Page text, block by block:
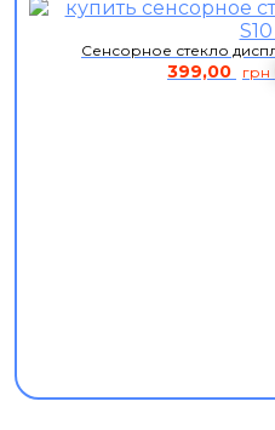
Сенсорное стекло
399,00 грн